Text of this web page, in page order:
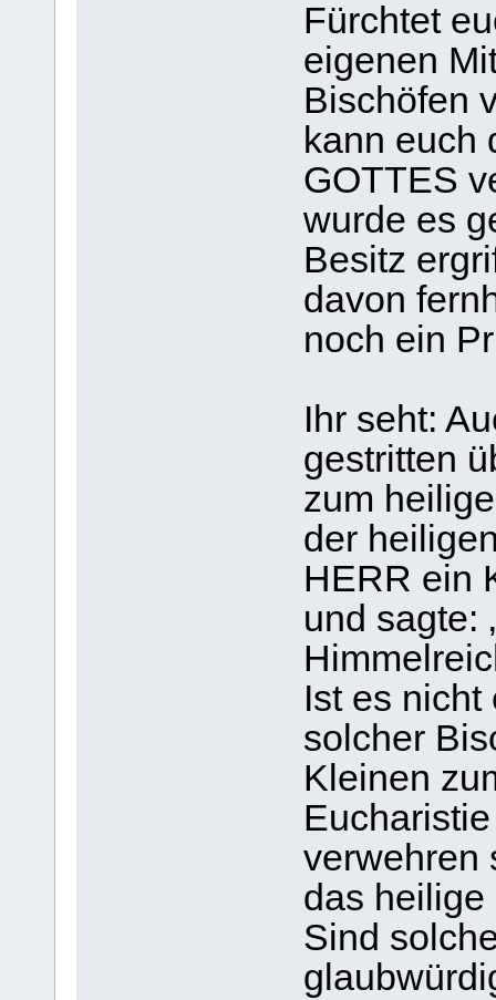
Fürchtet
eigenen
Bischöfen
kann euch
GOTTES
wurde es
Besitz
davon
noch ein
Ihr seht:
gestritten
zum
der
HERR ein
und sagte:
Ist es
solcher
Kleinen
verwehren
das heilige
Sind